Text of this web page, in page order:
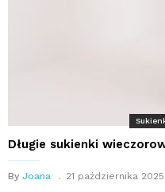
Długie sukienki
By Joana 21 października 2025